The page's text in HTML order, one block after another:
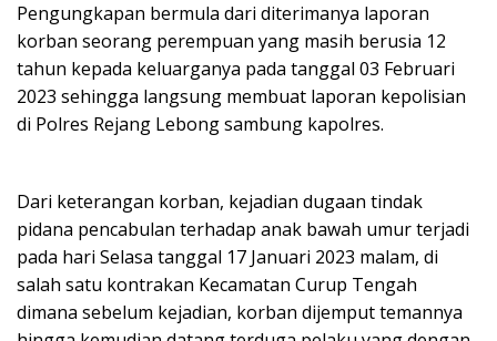
Pengungkapan bermula dari diterimanya laporan
korban seorang perempuan yang masih berusia 12
tahun kepada keluarganya pada tanggal 03 Februari
2023 sehingga langsung membuat laporan kepolisian
di Polres Rejang Lebong sambung kapolres.
Dari keterangan korban, kejadian dugaan tindak
pidana pencabulan terhadap anak bawah umur terjadi
pada hari Selasa tanggal 17 Januari 2023 malam, di
salah satu kontrakan Kecamatan Curup Tengah
dimana sebelum kejadian, korban dijemput temannya